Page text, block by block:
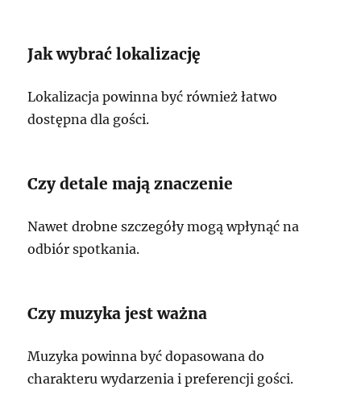
Jak wybrać lokalizację
Lokalizacja powinna być również łatwo
dostępna dla gości.
Czy detale mają znaczenie
Nawet drobne szczegóły mogą wpłynąć na
odbiór spotkania.
Czy muzyka jest ważna
Muzyka powinna być dopasowana do
charakteru wydarzenia i preferencji gości.